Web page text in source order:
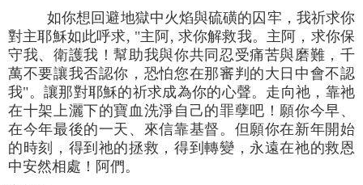
如你想回避地獄中火焰與硫磺的囚牢，我祈求你
對主耶穌如此呼求, "主阿, 求你解救我。主阿，求你保
守我、衛護我！幫助我與你共同忍受痛苦與磨難，千
萬不要讓我否認你，恐怕您在那審判的大日中會不認
我"。讓那對耶穌的祈求成為你的心聲。走向祂，靠祂
在十架上灑下的寶血洗淨自己的罪孽吧！願你今早、
在今年最後的一天、來信靠基督。但願你在新年開始
的時刻，得到祂的拯救，得到轉變，永遠在祂的救恩
中安然相處！阿們。